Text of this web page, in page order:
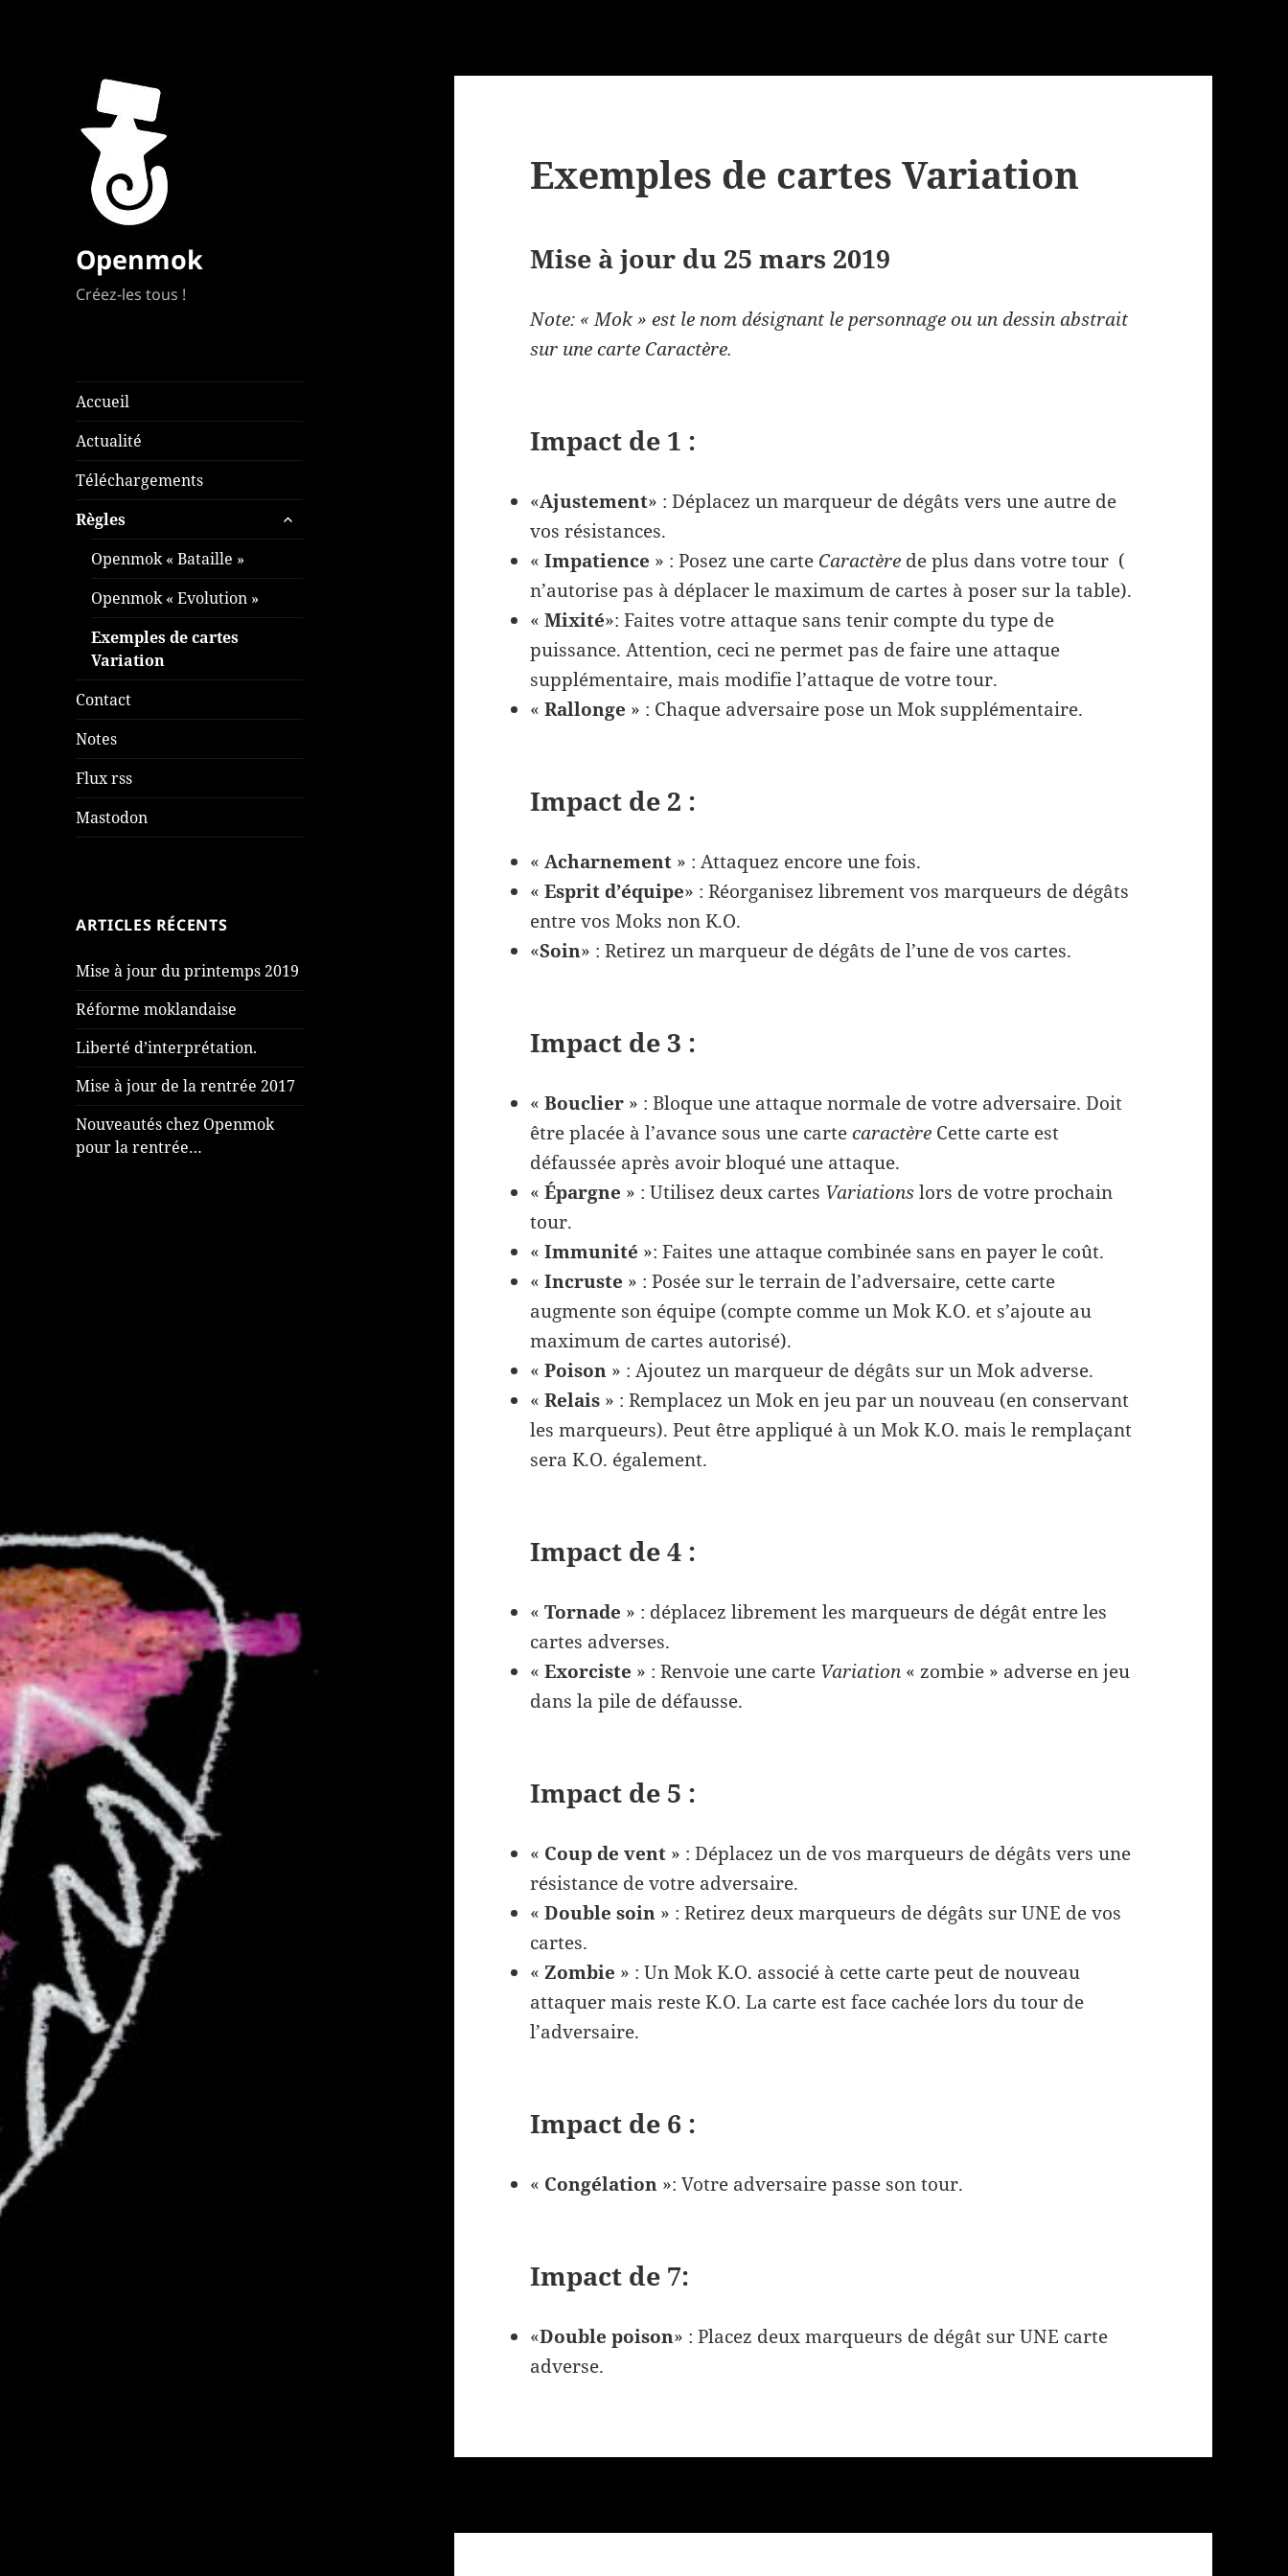
Openmok
Créez-les tous !
Accueil
Actualité
Téléchargements
Règles
ouvrir
le
menu
Openmok « Bataille »
Openmok « Evolution »
Exemples de cartes
Variation
Contact
Notes
Flux rss
Mastodon
ARTICLES RÉCENTS
Mise à jour du printemps 2019
Réforme moklandaise
Liberté d’interprétation.
Mise à jour de la rentrée 2017
Nouveautés chez Openmok
pour la rentrée…
Exemples de cartes Variation
Mise à jour du 25 mars 2019
Note: « Mok » est le nom désignant le personnage ou un dessin abstrait
sur une carte Caractère.
Impact de 1 :
«Ajustement» : Déplacez un marqueur de dégâts vers une autre de
vos résistances.
«Impatience » : Posez une carte Caractère de plus dans votre tour (
n’autorise pas à déplacer le maximum de cartes à poser sur la table).
«Mixité»: Faites votre attaque sans tenir compte du type de
puissance. Attention, ceci ne permet pas de faire une attaque
supplémentaire, mais modifie l’attaque de votre tour.
«Rallonge » : Chaque adversaire pose un Mok supplémentaire.
Impact de 2 :
«Acharnement » : Attaquez encore une fois.
«Esprit d’équipe» : Réorganisez librement vos marqueurs de dégâts
entre vos Moks non K.O.
«Soin» : Retirez un marqueur de dégâts de l’une de vos cartes.
Impact de 3 :
« Bouclier » : Bloque une attaque normale de votre adversaire. Doit
être placée à l’avance sous une cartecaractère Cette carte est
défaussée après avoir bloqué une attaque.
«Épargne » : Utilisez deux cartes Variationslors de votre prochain
tour.
«Immunité »: Faites une attaque combinée sans en payer le coût.
«Incruste » : Posée sur le terrain de l’adversaire, cette carte
augmente son équipe (compte comme un Mok K.O. et s’ajoute au
maximum de cartes autorisé).
«Poison » : Ajoutez un marqueur de dégâts sur un Mok adverse.
«Relais » : Remplacez un Mok en jeu par un nouveau (en conservant
les marqueurs). Peut être appliqué à un Mok K.O. mais le remplaçant
sera K.O. également.
Impact de 4 :
«Tornade » : déplacez librement les marqueurs de dégât entre les
cartes adverses.
«Exorciste » : Renvoie une carte Variation « zombie » adverse en jeu
dans la pile de défausse.
Impact de 5 :
« Coup de vent » : Déplacez un de vos marqueurs de dégâts vers une
résistance de votre adversaire.
«Double soin » : Retirez deux marqueurs de dégâts sur UNE de vos
cartes.
«Zombie » : Un Mok K.O. associé à cette carte peut de nouveau
attaquer mais reste K.O. La carte est face cachée lors du tour de
l’adversaire.
Impact de 6 :
« Congélation »: Votre adversaire passe son tour.
Impact de 7:
«Double poison» : Placez deux marqueurs de dégât sur UNE carte
adverse.